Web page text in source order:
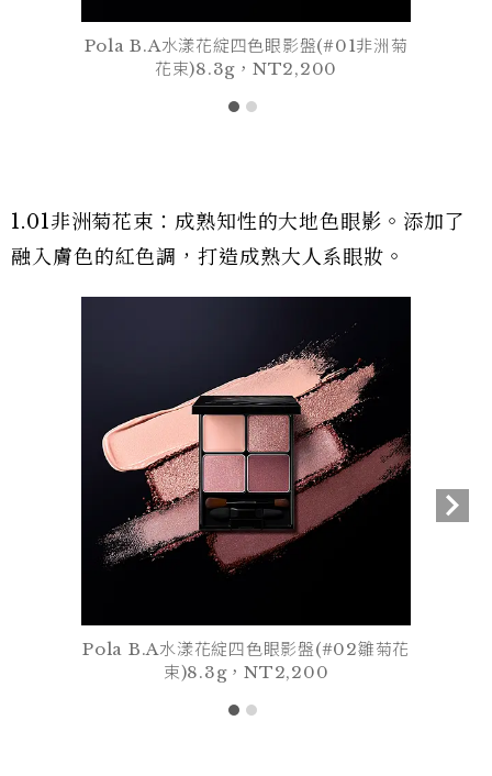
Pola B.A水漾花綻四色眼影盤(#01非洲菊
花束)8.3g，NT2,200
1.01非洲菊花束：成熟知性的大地色眼影。添加了
融入膚色的紅色調，打造成熟大人系眼妝。
Pola B.A水漾花綻四色眼影盤(#02雛菊花
束)8.3g，NT2,200